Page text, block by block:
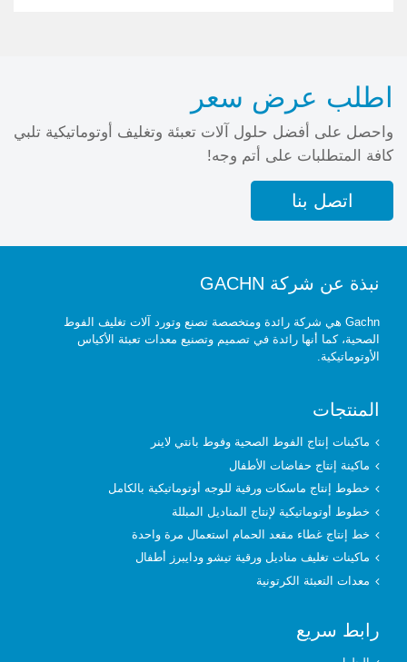
اطلب عرض سعر
واحصل على أفضل حلول آلات تعبئة وتغليف أوتوماتيكية تلبي
كافة المتطلبات على أتم وجه!
اتصل بنا
نبذة عن شركة GACHN
Gachn هي شركة رائدة ومتخصصة تصنع وتورد آلات تغليف الفوط
الصحية، كما أنها رائدة في تصميم وتصنيع معدات تعبئة الأكياس
الأوتوماتيكية.
المنتجات
ماكينات إنتاج الفوط الصحية وفوط بانتي لاينر
ماكينة إنتاج حفاضات الأطفال
خطوط إنتاج ماسكات ورقية للوجه أوتوماتيكية بالكامل
خطوط أوتوماتيكية لإنتاج المناديل المبللة
خط إنتاج غطاء مقعد الحمام استعمال مرة واحدة
ماكينات تغليف مناديل ورقية تيشو ودايبرز أطفال
معدات التعبئة الكرتونية
رابط سريع